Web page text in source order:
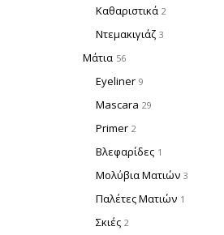
Καθαριστικά 2
Ντεμακιγιάζ 3
Μάτια 56
Eyeliner 9
Mascara 29
Primer 2
Βλεφαρίδες 1
Μολύβια Ματιών 3
Παλέτες Ματιών 1
Σκιές 2